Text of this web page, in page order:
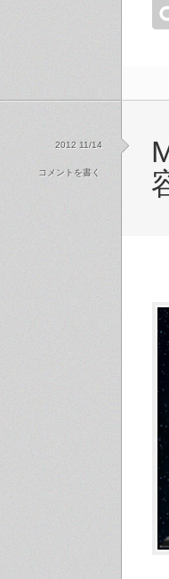
2012 11/14
コメントを書く